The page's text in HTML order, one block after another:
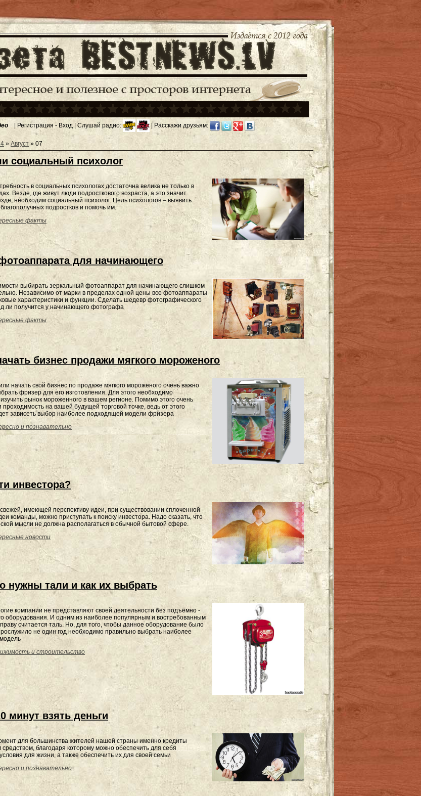
| Регистрация - Вход | Слушай радио: | Расскажи друзьям:
» Август » 07
социальный психолог
в социальных психологах достаточна велика не только в
Везде, где живут люди подросткового возраста, а это значит
необходим социальный психолог. Цель психологов – выявить
подростков и помочь им.
факты
для начинающего
выбирать зеркальный фотоаппарат для начинающего слишком
Независимо от марки в пределах одной цены все фотоаппараты
характеристики и функции. Сделать шедевр фотографического
ли получится у начинающего фотографа
факты
бизнес продажи мягкого мороженого
начать свой бизнес по продаже мягкого мороженого очень важно
фризер для его изготовления. Для этого необходимо
рынок мороженного в вашем регионе. Помимо этого очень
проходимость на вашей будущей торговой точке, ведь от этого
зависеть выбор наиболее подходящей модели фризера
и познавательно
инвестора?
имеющей перспективу идеи, при существовании сплоченной
команды, можно приступать к поиску инвестора. Надо сказать, что
мысли не должна располагаться в обычной бытовой сфере.
новости
нужны тали и как их выбрать
компании не представляют своей деятельности без подъёмно -
оборудования. И одним из наиболее популярным и востребованным
считается таль. Но, для того, чтобы данное оборудование было
не один год необходимо правильно выбрать наиболее
и строительство
минут взять деньги
для большинства жителей нашей страны именно кредиты
благодаря которому можно обеспечить для себя
для жизни, а также обеспечить их для своей семьи
и познавательно